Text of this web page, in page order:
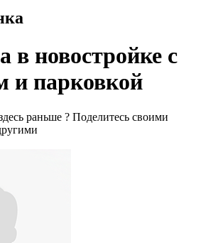
в новостройке с
и парковкой
раньше ? Поделитесь своими